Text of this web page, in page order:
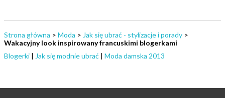
Strona główna > Moda > Jak się ubrać - stylizacje i porady >
Wakacyjny look inspirowany francuskimi blogerkami
Blogerki | Jak się modnie ubrać | Moda damska 2013